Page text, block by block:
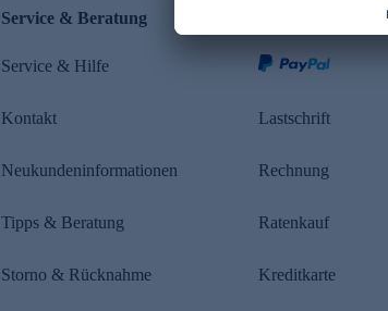
Service & Beratung
Service & Hilfe
Kontakt
Neukundeninformationen
Tipps & Beratung
Storno & Rücknahme
Lastschrift
Rechnung
Ratenkauf
Kreditkarte